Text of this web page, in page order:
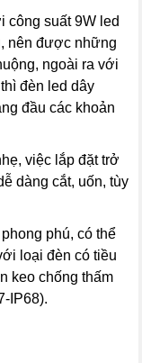
công suất 9W led
nên được những
ngoài ra với
đèn led dây
đầu các khoản
việc lắp đặt trở
dàng cắt, uốn, tùy
phú, có thể
loại đèn có tiều
keo chống thấm
IP68).